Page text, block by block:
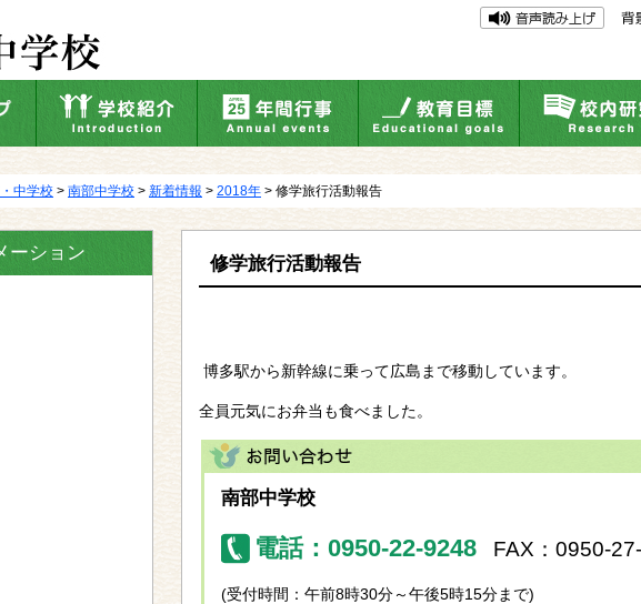
中学校 > 南部中学校 > 新着情報 > 2018年 > 修学旅行活動報告
修学旅行活動報告
博多駅から新幹線に乗って広島まで移動しています。
全員元気にお弁当も食べました。
南部中学校
電話：0950-22-9248 FAX：0950-
(受付時間：午前8時30分～午後5時15分まで)
ーション